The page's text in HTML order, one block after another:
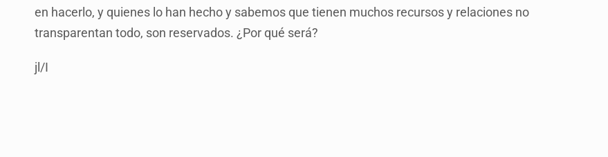
en hacerlo, y quienes lo han hecho y sabemos que tienen muchos recursos y relaciones no
transparentan todo, son reservados. ¿Por qué será?
jl/I